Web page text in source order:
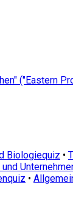
("Eastern
Biologiequiz •
und
•